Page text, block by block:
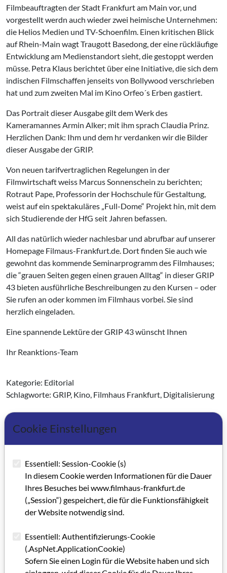
Filmbeauftragten der Stadt Frankfurt am Main vor, und
vorgestellt werdn auch wieder zwei heimische Unternehmen:
die Helios Medien und TV-Schoenfilm. Einen kritischen Blick
auf Rhein-Main wagt Traugott Basedong, der eine rückläufige
Entwicklung am Medienstandort sieht, die gestoppt werden
müsse. Petra Klaus berichtet über eine Initiative, die sich dem
indischen Filmschaffen jenseits von Bollywood verschrieben
hat und zum zweiten Mal im Kino Orfeo´s Erben gastiert.
Das Portrait dieser Ausgabe gilt dem Werk des
Kameramannes Armin Alker; mit ihm sprach Claudia Prinz.
Herzlichen Dank: Ihm und dem hr verdanken wir die Bilder
dieser Ausgabe der GRIP.
Von neuen tarifvertraglichen Regelungen in der
Filmwirtschaft weiss Marcus Sonnenschein zu berichten;
Rotraut Pape, Professorin der Hochschule für Gestaltung,
weist auf ein spektakuläres „Full-Dome“ Projekt hin, mit dem
sich Studierende der HfG seit Jahren befassen.
All das natürlich wieder nachlesbar und abrufbar auf unserer
Homepage Filmaus-Frankfurt.de. Dort finden Sie auch wie
gewohnt das kommende Seminarprogramm des Filmhauses;
die “grauen Seiten gegen einen grauen Alltag“ in dieser GRIP
43 bieten ausführliche Beschreibungen zu den Kursen – oder
Sie rufen an oder kommen im Filmhaus vorbei. Sie sind
herzlich eingeladen.
Eine spannende Lektüre der GRIP 43 wünscht Ihnen
Ihr Reanktions-Team
Kategorie: Editorial
Schlagworte: GRIP, Kino, Filmhaus Frankfurt, Digitalisierung
Artikel im PDF aufrufen
Cookie Einstellungen
Essentiell: Session-Cookie (s)
In diesem Cookie werden Informationen für die Dauer
Ihres Besuches bei www.filmhaus-frankfurt.de
(„Session“) gespeichert, die für die Funktionsfähigkeit
der Website notwendig sind.
Essentiell: Authentifizierungs-Cookie
(.AspNet.ApplicationCookie)
Sofern Sie einen Login für die Website haben und sich